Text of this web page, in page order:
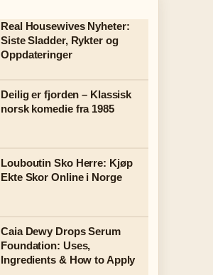
Real Housewives Nyheter:
Siste Sladder, Rykter og
Oppdateringer
Deilig er fjorden – Klassisk
norsk komedie fra 1985
Louboutin Sko Herre: Kjøp
Ekte Skor Online i Norge
Caia Dewy Drops Serum
Foundation: Uses,
Ingredients & How to Apply